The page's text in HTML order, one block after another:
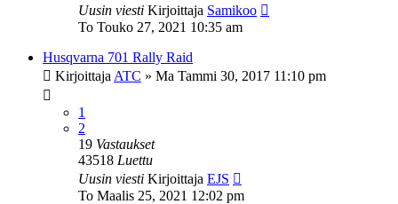
Uusin viesti Kirjoittaja Samikoo
To Touko 27, 2021 10:35 am
Husqvarna 701 Rally Raid
Kirjoittaja ATC » Ma Tammi 30, 2017 11:10 pm
1
2
19 Vastaukset
43518 Luettu
Uusin viesti Kirjoittaja EJS
To Maalis 25, 2021 12:02 pm